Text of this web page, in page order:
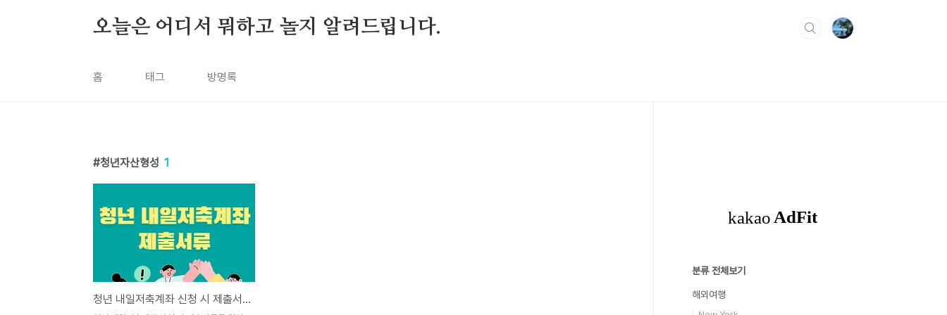
오늘은 어디서 뭐하고 놀지 알려드립니다.
홈 태그 방명록
청년자산형성 1
청년 내일저축계좌 신청 시 제출서류
분류 전체보기
해외여행